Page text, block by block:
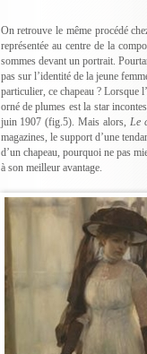
On retrouve le même procédé
représentée au centre de la
sommes devant un portrait.
pas sur l’identité de la jeune
particulier, ce chapeau ? Lorsque
orné de plumes est la star
juin 1907 (fig.5). Mais alors, Le
magazines, le support d’une
d’un chapeau, pourquoi ne pas
à son meilleur avantage.